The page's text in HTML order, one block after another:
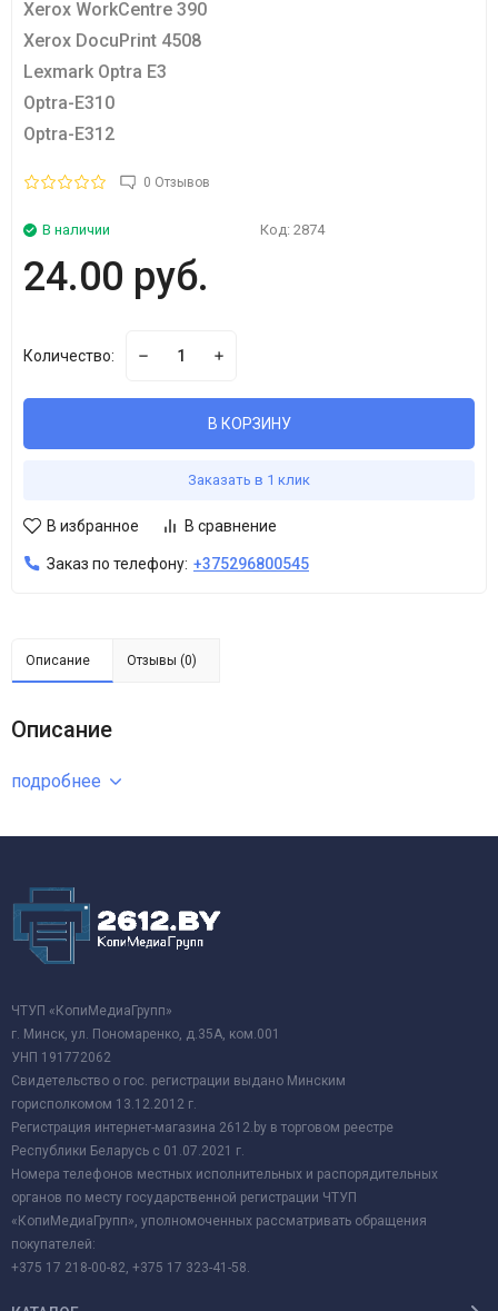
Xerox WorkCentre 390
Xerox DocuPrint 4508
Lexmark Optra E3
Optra-E310
Optra-E312
0 Отзывов
В наличии Код: 2874
24.00 руб.
Количество:
В КОРЗИНУ
Заказать в 1 клик
В избранное В сравнение
Заказ по телефону: +375296800545
Описание Отзывы (0)
Описание
подробнее
ЧТУП «КопиМедиаГрупп»
г. Минск, ул. Пономаренко, д.35А, ком.001
УНП 191772062
Свидетельство о гос. регистрации выдано Минским
горисполкомом 13.12.2012 г.
Регистрация интернет-магазина 2612.by в торговом реестре
Республики Беларусь с 01.07.2021 г.
Номера телефонов местных исполнительных и распорядительных
органов по месту государственной регистрации ЧТУП
«КопиМедиаГрупп», уполномоченных рассматривать обращения
покупателей:
+375 17 218-00-82, +375 17 323-41-58.